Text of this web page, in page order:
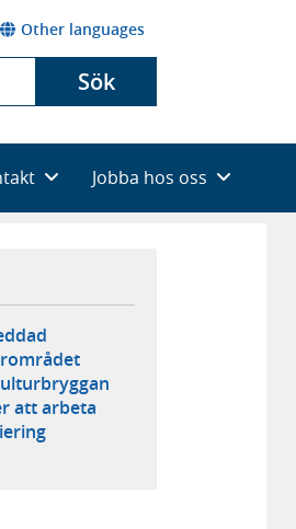
Other languages
Sök
Jobba hos oss
att arbeta
webbplats,